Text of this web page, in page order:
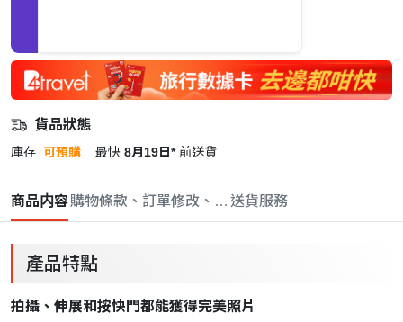
貨品狀態
庫存 可預購 最快 8月19日* 前送貨
商品内容購物條款、訂單修改、取消與退款政策
送貨服務
產品特點
拍攝、伸展和按快門都能獲得完美照片